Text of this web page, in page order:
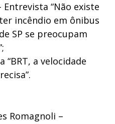
Entrevista “Não existe
incêndio em ônibus
SP se preocupam
a velocidade
Romagnoli –